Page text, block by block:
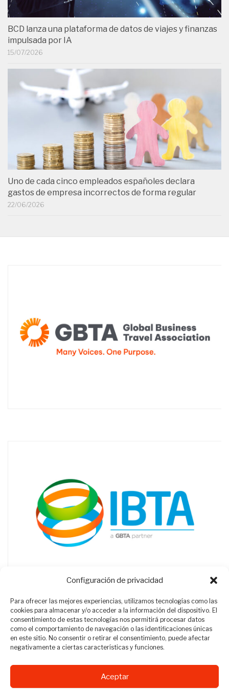
Configuración de privacidad
Para ofrecer las mejores experiencias, utilizamos tecnologías como las
cookies para almacenar y/o acceder a la información del dispositivo. El
consentimiento de estas tecnologías nos permitirá procesar datos
como el comportamiento de navegación o las identificaciones únicas
en este sitio. No consentir o retirar el consentimiento, puede afectar
negativamente a ciertas características y funciones.
Aceptar
BCD lanza una plataforma de datos de viajes y finanzas
impulsada por IA
15/07/2026
Uno de cada cinco empleados españoles declara
gastos de empresa incorrectos de forma regular
22/06/2026